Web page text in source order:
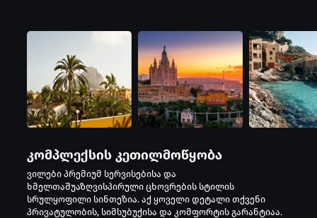
კომპლექსის კეთილმოწყობა
ვილები პრემიუმ სერვისებისა და
ხმელთაშუაზღვისპირული ცხოვრების სტილის
სრულყოფილი სინთეზია. აქ ყოველი დეტალი თქვენი
პრივატულობის, სიმსუბუქისა და კომფორტის გარანტიაა.